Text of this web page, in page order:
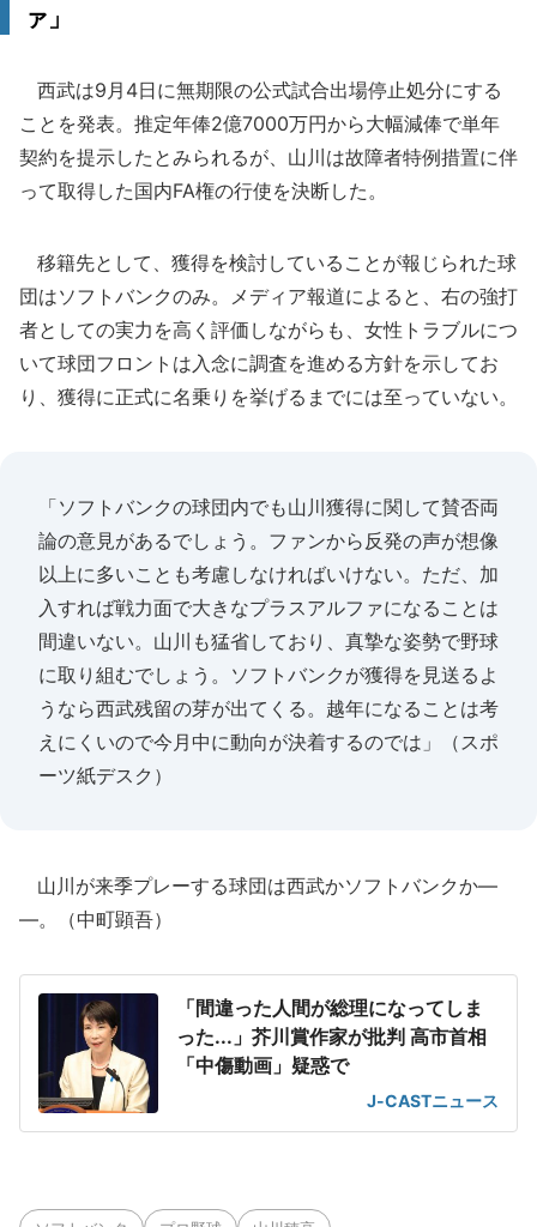
ァ」
西武は9月4日に無期限の公式試合出場停止処分にする
ことを発表。推定年俸2億7000万円から大幅減俸で単年
契約を提示したとみられるが、山川は故障者特例措置に伴
って取得した国内FA権の行使を決断した。
移籍先として、獲得を検討していることが報じられた球
団はソフトバンクのみ。メディア報道によると、右の強打
者としての実力を高く評価しながらも、女性トラブルにつ
いて球団フロントは入念に調査を進める方針を示してお
り、獲得に正式に名乗りを挙げるまでには至っていない。
「ソフトバンクの球団内でも山川獲得に関して賛否両
論の意見があるでしょう。ファンから反発の声が想像
以上に多いことも考慮しなければいけない。ただ、加
入すれば戦力面で大きなプラスアルファになることは
間違いない。山川も猛省しており、真摯な姿勢で野球
に取り組むでしょう。ソフトバンクが獲得を見送るよ
うなら西武残留の芽が出てくる。越年になることは考
えにくいので今月中に動向が決着するのでは」（スポ
ーツ紙デスク）
山川が来季プレーする球団は西武かソフトバンクか―
―。（中町顕吾）
「間違った人間が総理になってしま
った...」芥川賞作家が批判 高市首相
「中傷動画」疑惑で
J-CASTニュース